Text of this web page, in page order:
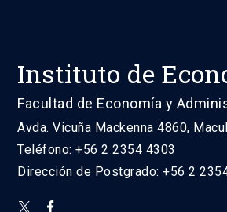
Instituto de
Facultad de Economía y
Avda. Vicuña Mackenna 4860,
Teléfono: +56 2 2354 4303
Dirección de Postgrado: +56 2